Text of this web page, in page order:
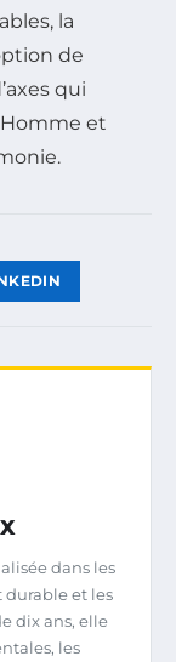
la
de
qui
et
dans les
et les
dix ans, elle
les